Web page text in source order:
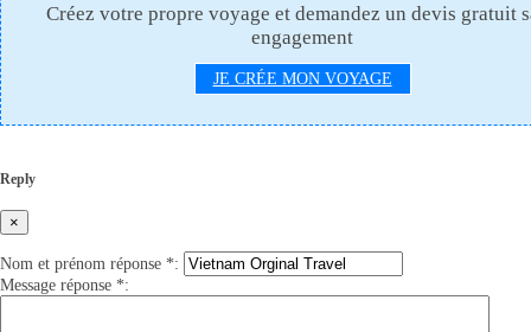
Créez votre propre voyage et demandez un devis gratuit
engagement
JE CRÉE MON VOYAGE
Reply
×
Nom et prénom réponse *:
Message réponse *: